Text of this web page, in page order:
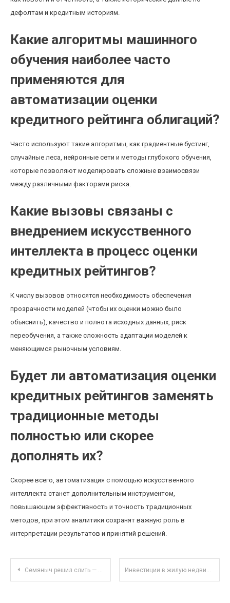
дефолтам и кредитным историям.
Какие алгоритмы машинного
обучения наиболее часто
применяются для
автоматизации оценки
кредитного рейтинга облигаций?
Часто используют такие алгоритмы, как градиентные бустинг,
случайные леса, нейронные сети и методы глубокого обучения,
которые позволяют моделировать сложные взаимосвязи
между различными факторами риска.
Какие вызовы связаны с
внедрением искусственного
интеллекта в процесс оценки
кредитных рейтингов?
К числу вызовов относятся необходимость обеспечения
прозрачности моделей (чтобы их оценки можно было
объяснить), качество и полнота исходных данных, риск
переобучения, а также сложность адаптации моделей к
меняющимся рыночным условиям.
Будет ли автоматизация оценки
кредитных рейтингов заменять
традиционные методы
полностью или скорее
дополнять их?
Скорее всего, автоматизация с помощью искусственного
интеллекта станет дополнительным инструментом,
повышающим эффективность и точность традиционных
методов, при этом аналитики сохранят важную роль в
интерпретации результатов и принятий решений.
Навигация по записям
Семяныч решил слить — и вы будете этому рады! Инвестиции в жилую недвижимость: как изменение городских зон влияет на доходность